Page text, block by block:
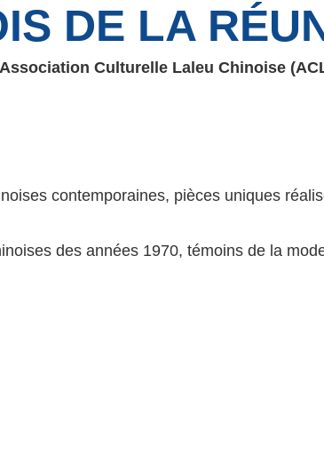
DE LA
Association Culturelle Laleu Chinoise
contemporaines, pièces uniques
des années 1970, témoins de la